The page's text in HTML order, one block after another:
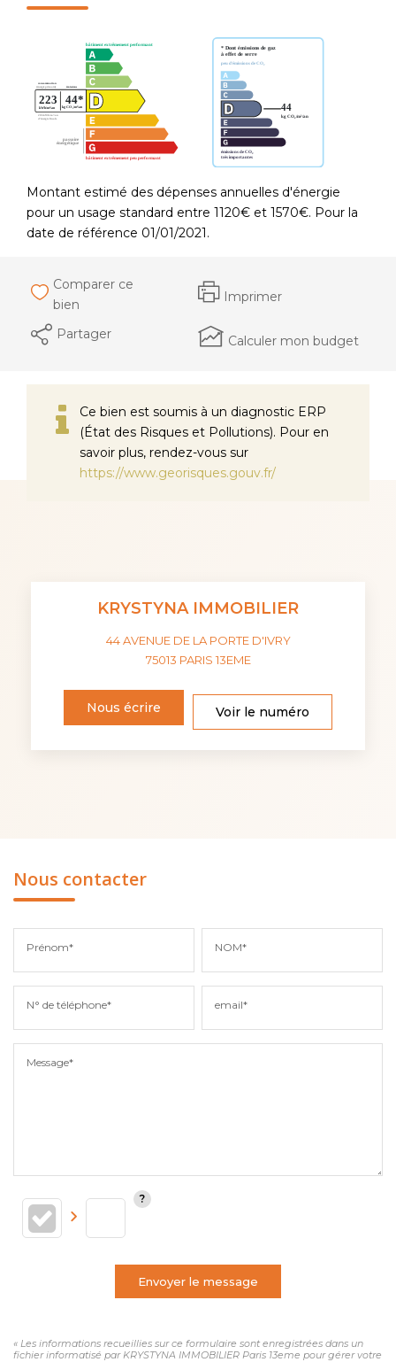
Montant estimé des dépenses annuelles d'énergie
pour un usage standard entre 1120€ et 1570€. Pour la
date de référence 01/01/2021.
Comparer ce
bien
Imprimer
Partager Calculer mon budget
Ce bien est soumis à un diagnostic ERP
(État des Risques et Pollutions). Pour en
savoir plus, rendez-vous sur
https://www.georisques.gouv.fr/
KRYSTYNA IMMOBILIER
44 AVENUE DE LA PORTE D'IVRY
75013 PARIS 13EME
Nous écrire Voir le numéro
Nous contacter
Prénom* NOM*
N° de téléphone* email*
Message*
Envoyer le message
« Les informations recueillies sur ce formulaire sont enregistrées dans un
fichier informatisé par KRYSTYNA IMMOBILIER Paris 13eme pour gérer votre